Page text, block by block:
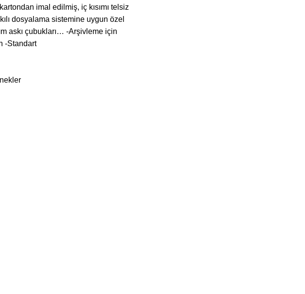
imal edilmiş, iç kısımı telsiz
dosyalama sistemine uygun özel
askı çubukları… -Arşivleme için
-Standart